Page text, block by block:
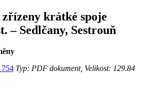
krátké spoje
– Sedlčany, Sestrouň
Typ: PDF dokument, Velikost: 129.84